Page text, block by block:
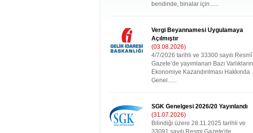
bendinde, binalar için......
Vergi Beyannamesi Uygulamaya
Açılmıştır
(03.08.2026)
4/7/2026 tarihli ve 33300 sayılı Resmî
Gazete’de yayımlanan Bazı Varlıkların
Ekonomiye Kazandırılması Hakkında
Genel......
SGK Genelgesi 2026/20 Yayınlandı
(31.07.2026)
Bilindiği üzere 28.11.2025 tarihli ve
33091 sayılı Resmi Gazete'de